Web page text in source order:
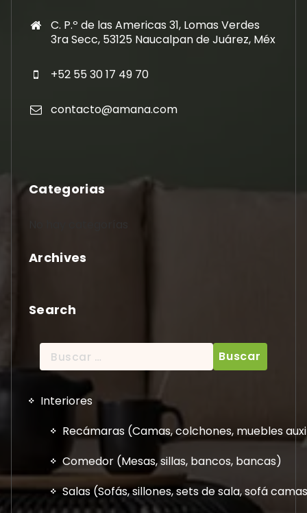
C. P.º de las Americas 31, Lomas Verdes
3ra Secc, 53125 Naucalpan de Juárez, Méx
+52 55 30 17 49 70
contacto@amana.com
Categorias
Archives
Search
Buscar:
Interiores
Recámaras (Camas, colchones, muebles
Comedor (Mesas, sillas, bancos, bancas)
Salas (Sofás, sillones, sets de sala, sofá